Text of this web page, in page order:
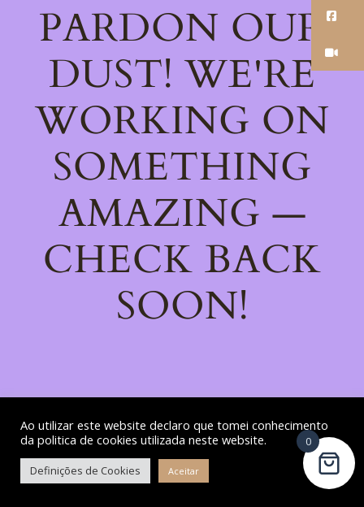
PARDON OUR
DUST! WE'RE
WORKING ON
SOMETHING
AMAZING —
CHECK BACK
SOON!
Ao utilizar este website declaro que tomei conhecimento
da politica de cookies utilizada neste website.
Definições de Cookies Aceitar
0